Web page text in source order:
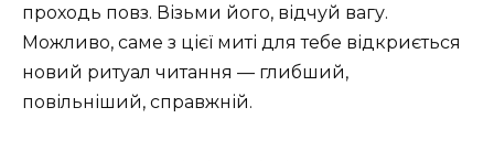
проходь повз. Візьми його, відчуй вагу.
Можливо, саме з цієї миті для тебе відкриється
новий ритуал читання — глибший,
повільніший, справжній.